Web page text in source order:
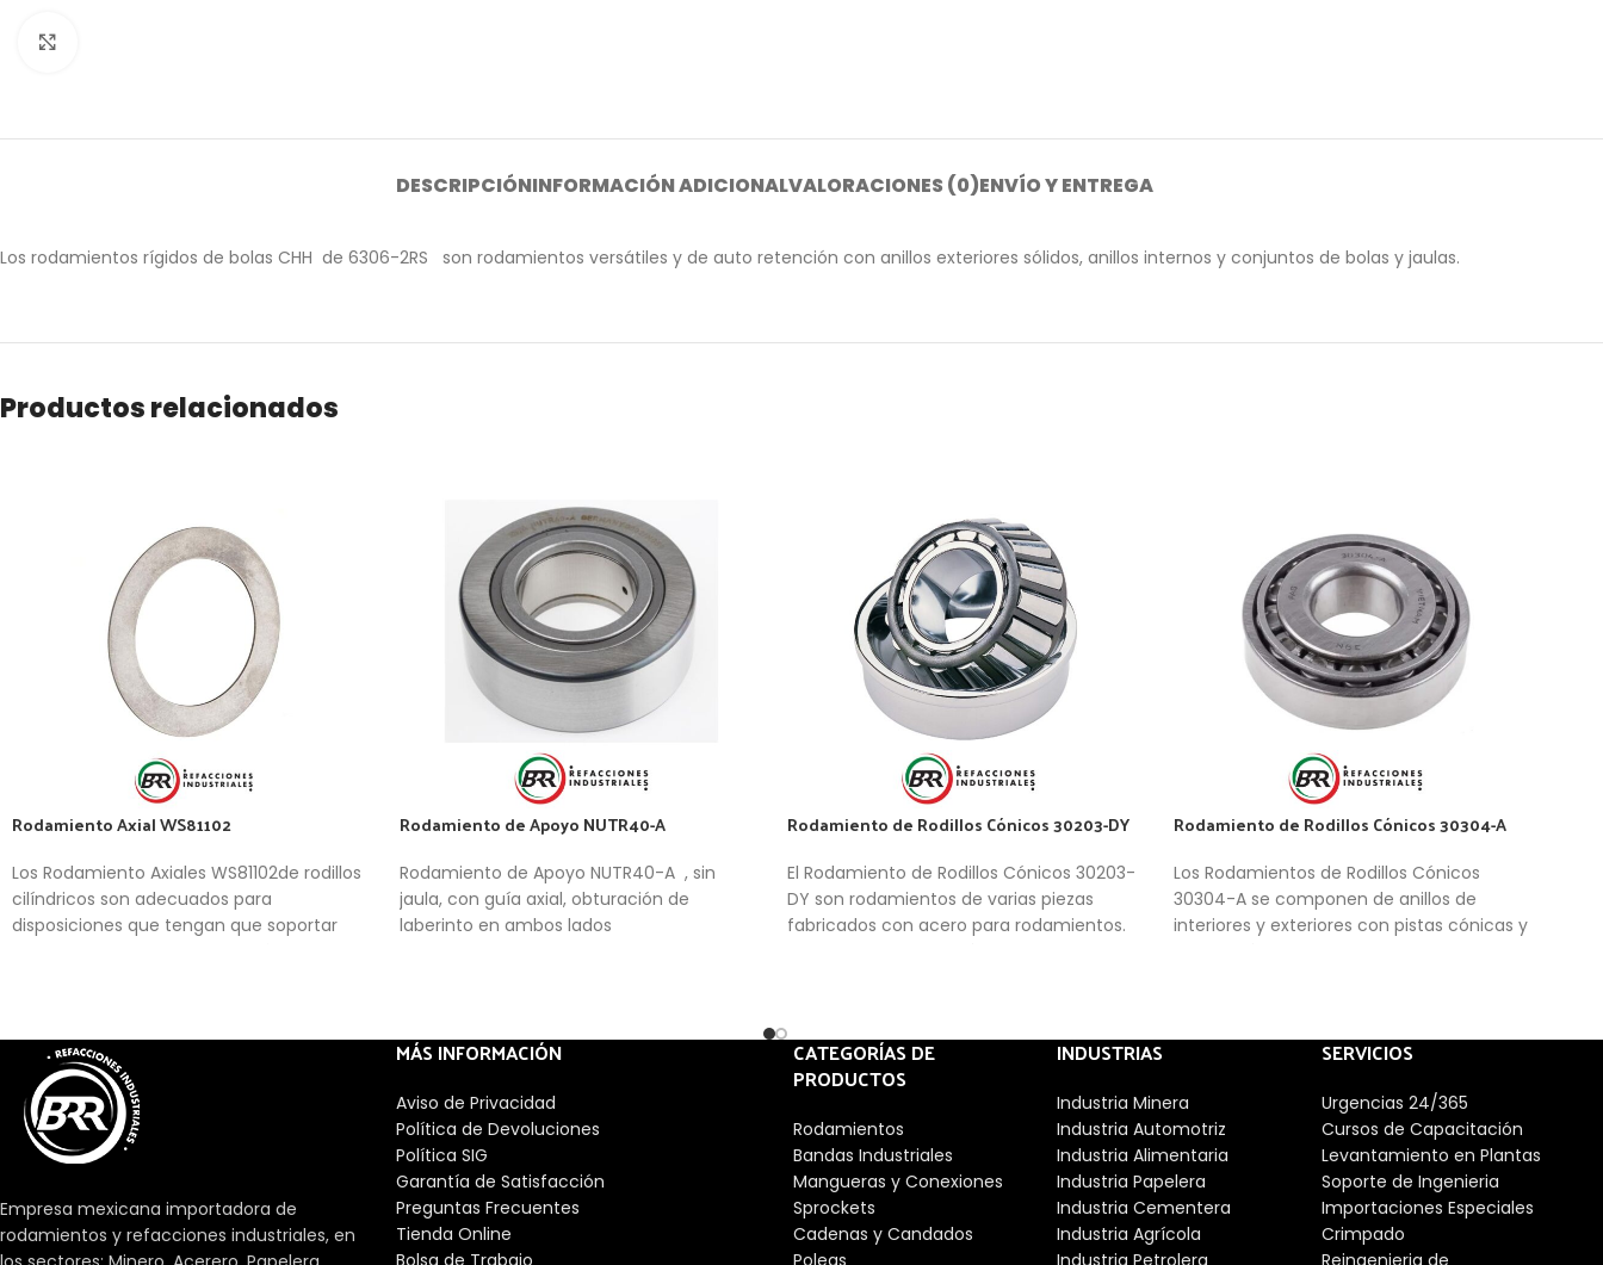
DESCRIPCIÓNINFORMACIÓN ADICIONALVALORACIONES (0)ENVÍO Y ENTREGA
Los rodamientos rígidos de bolas CHH de 6306-2RS son rodamientos versátiles y de auto retención con anillos exteriores sólidos, anillos internos y conjuntos de bolas y jaulas.
Productos relacionados
Rodamiento Axial WS81102
Los Rodamiento Axiales WS81102de rodillos
cilíndricos son adecuados para
disposiciones que tengan que soportar
como estándar, como rodamientos de
simple efecto y sólo pueden soportar
cargas axiales en un sentido.
Rodamiento de Apoyo NUTR40-A
Rodamiento de Apoyo NUTR40-A , sin
jaula, con guía axial, obturación de
laberinto en ambos lados
Rodamiento de Rodillos Cónicos 30203-DY
El Rodamiento de Rodillos Cónicos 30203-
DY son rodamientos de varias piezas
fabricados con acero para rodamientos.
permite soportar elevadas cargas axiales
radiales y unidireccionales.
Rodamiento de Rodillos Cónicos 30304-A
Los Rodamientos de Rodillos Cónicos
30304-A se componen de anillos de
interiores y exteriores con pistas cónicas y
Empresa mexicana importadora de
rodamientos y refacciones industriales, en
MÁS INFORMACIÓN
Aviso de Privacidad
Política de Devoluciones
Política SIG
Garantía de Satisfacción
Preguntas Frecuentes
Tienda Online
Bolsa de Trabajo
CATEGORÍAS DE
PRODUCTOS
Rodamientos
Bandas Industriales
Mangueras y Conexiones
Sprockets
Cadenas y Candados
Poleas
INDUSTRIAS
Industria Minera
Industria Automotriz
Industria Alimentaria
Industria Papelera
Industria Cementera
Industria Agrícola
Industria Petrolera
SERVICIOS
Urgencias 24/365
Cursos de Capacitación
Levantamiento en Plantas
Soporte de Ingenieria
Importaciones Especiales
Crimpado
Reingenieria de